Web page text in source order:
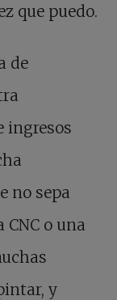
que puedo.
de
ingresos
no sepa
o una
y